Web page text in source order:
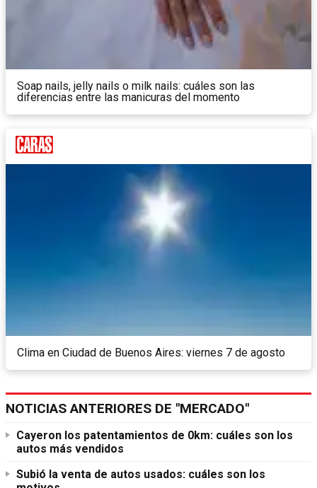
Soap nails, jelly nails o milk nails: cuáles son las
diferencias entre las manicuras del momento
Clima en Ciudad de Buenos Aires: viernes 7 de agosto
NOTICIAS ANTERIORES DE "MERCADO"
Cayeron los patentamientos de 0km: cuáles son los
autos más vendidos
Subió la venta de autos usados: cuáles son los